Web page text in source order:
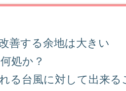
善する余地は大きい
処か？
る台風に対して出来る